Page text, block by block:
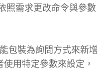
照需求更改命令與參
包裝為詢問方式來新
用特定參數來設定，